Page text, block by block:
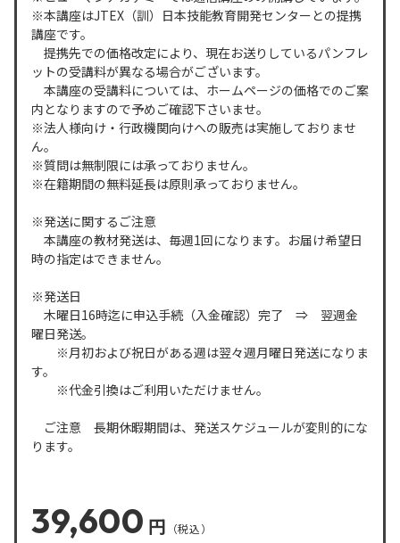
※本講座はJTEX（訓）日本技能教育開発センターとの提携
講座です。
提携先での価格改定により、現在お送りしているパンフレ
ットの受講料が異なる場合がございます。
本講座の受講料については、ホームページの価格でのご案
内となりますので予めご確認下さいませ。
※法人様向け・行政機関向けへの販売は実施しておりませ
ん。
※質問は無制限には承っておりません。
※在籍期間の無料延長は原則承っておりません。
※発送に関するご注意
本講座の教材発送は、毎週1回になります。お届け希望日
時の指定はできません。
※発送日
木曜日16時迄に申込手続（入金確認）完了 ⇒ 翌週金
曜日発送。
※月初および祝日がある週は翌々週月曜日発送になりま
す。
※代金引換はご利用いただけません。
ご注意 長期休暇期間は、発送スケジュールが変則的にな
ります。
39,600 円